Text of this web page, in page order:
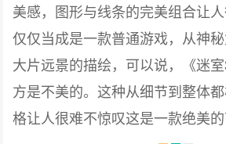
美感，图形与线条的完美组合让
仅仅当成是一款普通游戏，从神
大片远景的描绘，可以说，《迷室
方是不美的。这种从细节到整体
格让人很难不惊叹这是一款绝美的